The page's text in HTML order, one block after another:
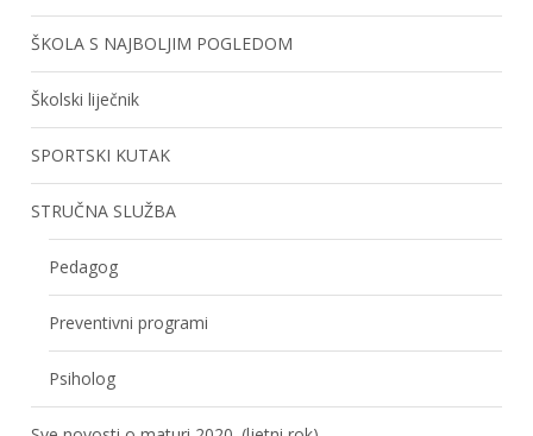
ŠKOLA S NAJBOLJIM POGLEDOM
Školski liječnik
SPORTSKI KUTAK
STRUČNA SLUŽBA
Pedagog
Preventivni programi
Psiholog